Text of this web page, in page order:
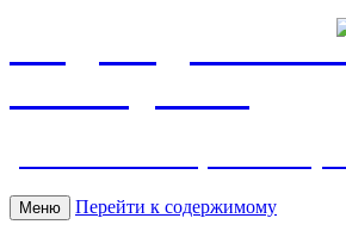
МБДОУ ДС
Меню Перейти к содержимому